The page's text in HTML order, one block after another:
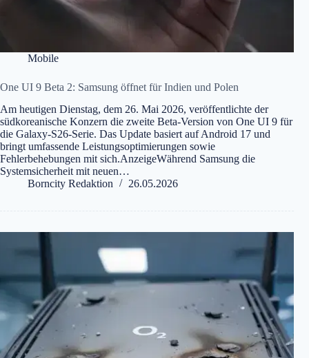
Mobile
One UI 9 Beta 2: Samsung öffnet für Indien und Polen
Am heutigen Dienstag, dem 26. Mai 2026, veröffentlichte der
südkoreanische Konzern die zweite Beta-Version von One UI 9 für
die Galaxy-S26-Serie. Das Update basiert auf Android 17 und
bringt umfassende Leistungsoptimierungen sowie
Fehlerbehebungen mit sich.AnzeigeWährend Samsung die
Systemsicherheit mit neuen…
Borncity Redaktion
26.05.2026